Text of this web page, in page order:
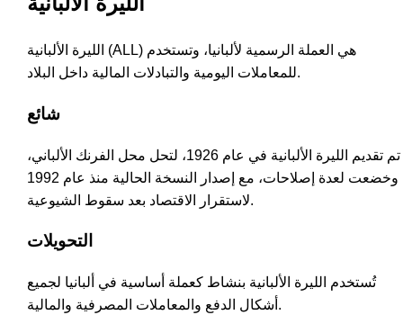
الليرة الألبانية (ALL) هي العملة الرسمية لألبانيا، وتستخدم
للمعاملات اليومية والتبادلات المالية داخل البلاد.
شائع
تم تقديم الليرة الألبانية في عام 1926، لتحل محل الفرنك الألباني،
وخضعت لعدة إصلاحات، مع إصدار النسخة الحالية منذ عام 1992
لاستقرار الاقتصاد بعد سقوط الشيوعية.
التحويلات
تُستخدم الليرة الألبانية بنشاط كعملة أساسية في ألبانيا لجميع
أشكال الدفع والمعاملات المصرفية والمالية.